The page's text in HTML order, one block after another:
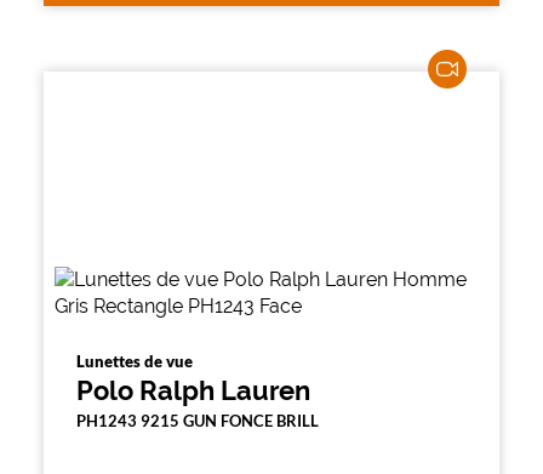
Lunettes de vue
Polo Ralph Lauren
PH1243 9215 GUN FONCE BRILL